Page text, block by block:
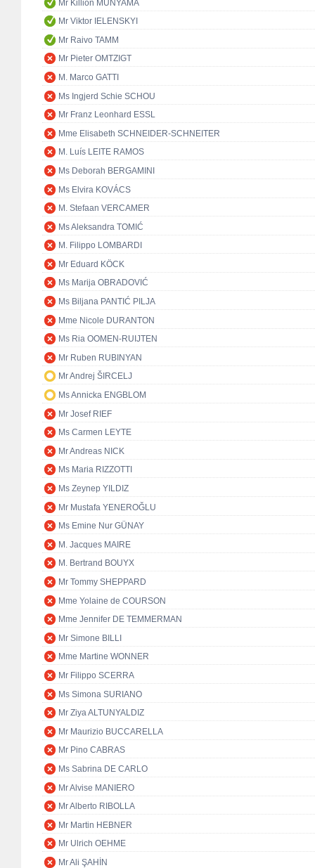
Mr Killion MUNYAMA
Mr Viktor IELENSKYI
Mr Raivo TAMM
Mr Pieter OMTZIGT
M. Marco GATTI
Ms Ingjerd Schie SCHOU
Mr Franz Leonhard ESSL
Mme Elisabeth SCHNEIDER-SCHNEITER
M. Luís LEITE RAMOS
Ms Deborah BERGAMINI
Ms Elvira KOVÁCS
M. Stefaan VERCAMER
Ms Aleksandra TOMIĆ
M. Filippo LOMBARDI
Mr Eduard KÖCK
Ms Marija OBRADOVIĆ
Ms Biljana PANTIĆ PILJA
Mme Nicole DURANTON
Ms Ria OOMEN-RUIJTEN
Mr Ruben RUBINYAN
Mr Andrej ŠIRCELJ
Ms Annicka ENGBLOM
Mr Josef RIEF
Ms Carmen LEYTE
Mr Andreas NICK
Ms Maria RIZZOTTI
Ms Zeynep YILDIZ
Mr Mustafa YENEROĞLU
Ms Emine Nur GÜNAY
M. Jacques MAIRE
M. Bertrand BOUYX
Mr Tommy SHEPPARD
Mme Yolaine de COURSON
Mme Jennifer DE TEMMERMAN
Mr Simone BILLI
Mme Martine WONNER
Mr Filippo SCERRA
Ms Simona SURIANO
Mr Ziya ALTUNYALDIZ
Mr Maurizio BUCCARELLA
Mr Pino CABRAS
Ms Sabrina DE CARLO
Mr Alvise MANIERO
Mr Alberto RIBOLLA
Mr Martin HEBNER
Mr Ulrich OEHME
Mr Ali ŞAHİN